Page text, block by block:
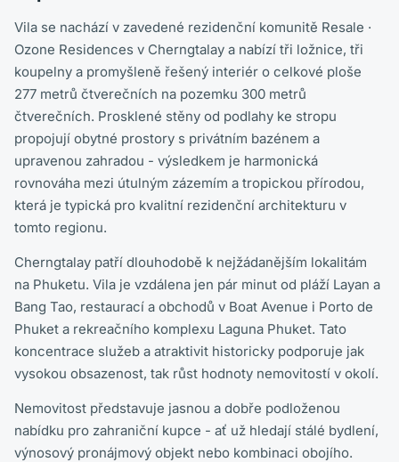
Vila se nachází v zavedené rezidenční komunitě Resale ·
Ozone Residences v Cherngtalay a nabízí tři ložnice, tři
koupelny a promyšleně řešený interiér o celkové ploše
277 metrů čtverečních na pozemku 300 metrů
čtverečních. Prosklené stěny od podlahy ke stropu
propojují obytné prostory s privátním bazénem a
upravenou zahradou - výsledkem je harmonická
rovnováha mezi útulným zázemím a tropickou přírodou,
která je typická pro kvalitní rezidenční architekturu v
tomto regionu.
Cherngtalay patří dlouhodobě k nejžádanějším lokalitám
na Phuketu. Vila je vzdálena jen pár minut od pláží Layan a
Bang Tao, restaurací a obchodů v Boat Avenue i Porto de
Phuket a rekreačního komplexu Laguna Phuket. Tato
koncentrace služeb a atraktivit historicky podporuje jak
vysokou obsazenost, tak růst hodnoty nemovitostí v okolí.
Nemovitost představuje jasnou a dobře podloženou
nabídku pro zahraniční kupce - ať už hledají stálé bydlení,
výnosový pronájmový objekt nebo kombinaci obojího.